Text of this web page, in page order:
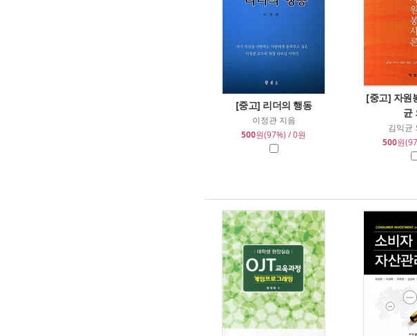
[중고] 리더의 행동
이정관 지음
500원(97%) / 0원
[중고] 자원
균
김익균
500원